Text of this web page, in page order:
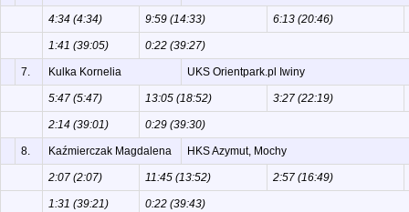
4:34 (4:34) 9:59 (14:33) 6:13 (20:46)
1:41 (39:05) 0:22 (39:27)
7. Kulka Kornelia UKS Orientpark.pl Iwiny
5:47 (5:47) 13:05 (18:52) 3:27 (22:19)
2:14 (39:01) 0:29 (39:30)
8. Kaźmierczak Magdalena HKS Azymut, Mochy
2:07 (2:07) 11:45 (13:52) 2:57 (16:49)
1:31 (39:21) 0:22 (39:43)